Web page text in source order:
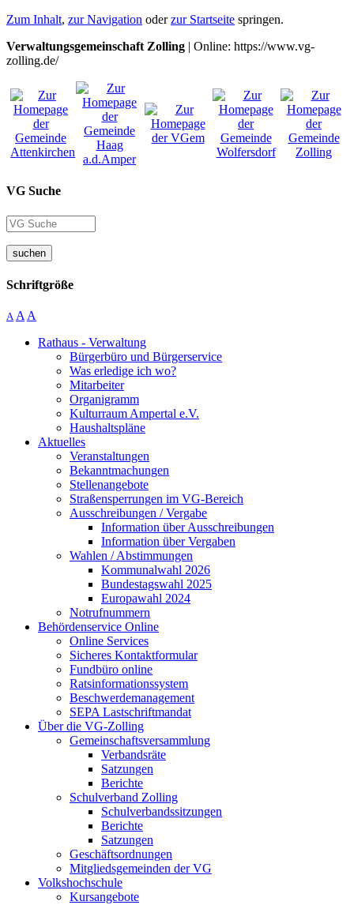
Zum Inhalt, zur Navigation oderzur Startseite springen.
Verwaltungsgemeinschaft Zolling | Online: https://www.vg-
zolling.de/
VG Suche
suchen
Schriftgröße
A A A
Rathaus - Verwaltung
Bürgerbüro und Bürgerservice
Was erledige ich wo?
Mitarbeiter
Organigramm
Kulturraum Ampertal e.V.
Haushaltspläne
Aktuelles
Veranstaltungen
Bekanntmachungen
Stellenangebote
Straßensperrungen im VG-Bereich
Ausschreibungen / Vergabe
Information über Ausschreibungen
Information über Vergaben
Wahlen / Abstimmungen
Kommunalwahl 2026
Bundestagswahl 2025
Europawahl 2024
Notrufnummern
Behördenservice Online
Online Services
Sicheres Kontaktformular
Fundbüro online
Ratsinformationssystem
Beschwerdemanagement
SEPA Lastschriftmandat
Über die VG-Zolling
Gemeinschaftsversammlung
Verbandsräte
Satzungen
Berichte
Schulverband Zolling
Schulverbandssitzungen
Berichte
Satzungen
Geschäftsordnungen
Mitgliedsgemeinden der VG
Volkshochschule
Kursangebote